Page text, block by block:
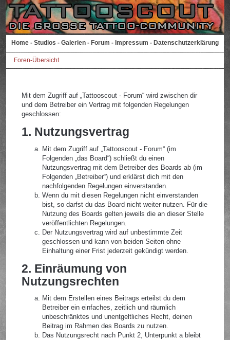
Home - Studios - Galerien - Forum - Impressum - Datenschutzerklärung
Foren-Übersicht
Mit dem Zugriff auf „Tattooscout - Forum“ wird zwischen dir
und dem Betreiber ein Vertrag mit folgenden Regelungen
geschlossen:
1. Nutzungsvertrag
Mit dem Zugriff auf „Tattooscout - Forum“ (im
Folgenden „das Board“) schließt du einen
Nutzungsvertrag mit dem Betreiber des Boards ab (im
Folgenden „Betreiber“) und erklärst dich mit den
nachfolgenden Regelungen einverstanden.
Wenn du mit diesen Regelungen nicht einverstanden
bist, so darfst du das Board nicht weiter nutzen. Für die
Nutzung des Boards gelten jeweils die an dieser Stelle
veröffentlichten Regelungen.
Der Nutzungsvertrag wird auf unbestimmte Zeit
geschlossen und kann von beiden Seiten ohne
Einhaltung einer Frist jederzeit gekündigt werden.
2. Einräumung von
Nutzungsrechten
Mit dem Erstellen eines Beitrags erteilst du dem
Betreiber ein einfaches, zeitlich und räumlich
unbeschränktes und unentgeltliches Recht, deinen
Beitrag im Rahmen des Boards zu nutzen.
Das Nutzungsrecht nach Punkt 2, Unterpunkt a bleibt